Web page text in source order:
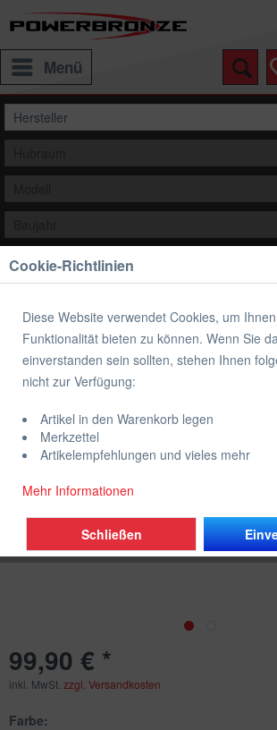
Menü
Auswählen
Übersicht Verkleidungsscheibe Spoiler
Verkleidungsscheibe Spoiler
HONDA CBF 1000
99,90 € *
inkl. MwSt. zzgl. Versandkosten
Farbe:
Cookie-Richtlinien
Diese Website verwendet Cookies, um
Funktionalität bieten zu können. Wenn Sie
einverstanden sein sollten, stehen Ihnen
nicht zur Verfügung:
Artikel in den Warenkorb legen
Merkzettel
Artikelempfehlungen und vieles mehr
Mehr Informationen
Schließen